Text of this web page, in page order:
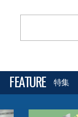
FEATURE 特集